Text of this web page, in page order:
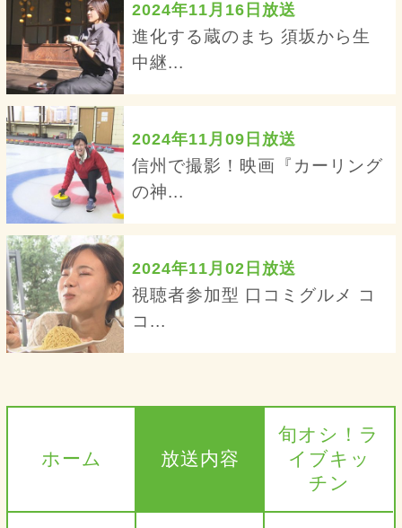
2024年11月16日放送
進化する蔵のまち 須坂から生
中継...
2024年11月09日放送
信州で撮影！映画『カーリング
の神...
2024年11月02日放送
視聴者参加型 口コミグルメ コ
コ...
ホーム 放送内容
旬オシ！ラ
イブキッ
チン